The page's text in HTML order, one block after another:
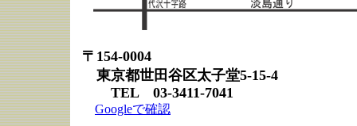
〒154-0004
東京都世田谷区太子堂5-15-4
TEL 03-3411-7041
Googleで確認